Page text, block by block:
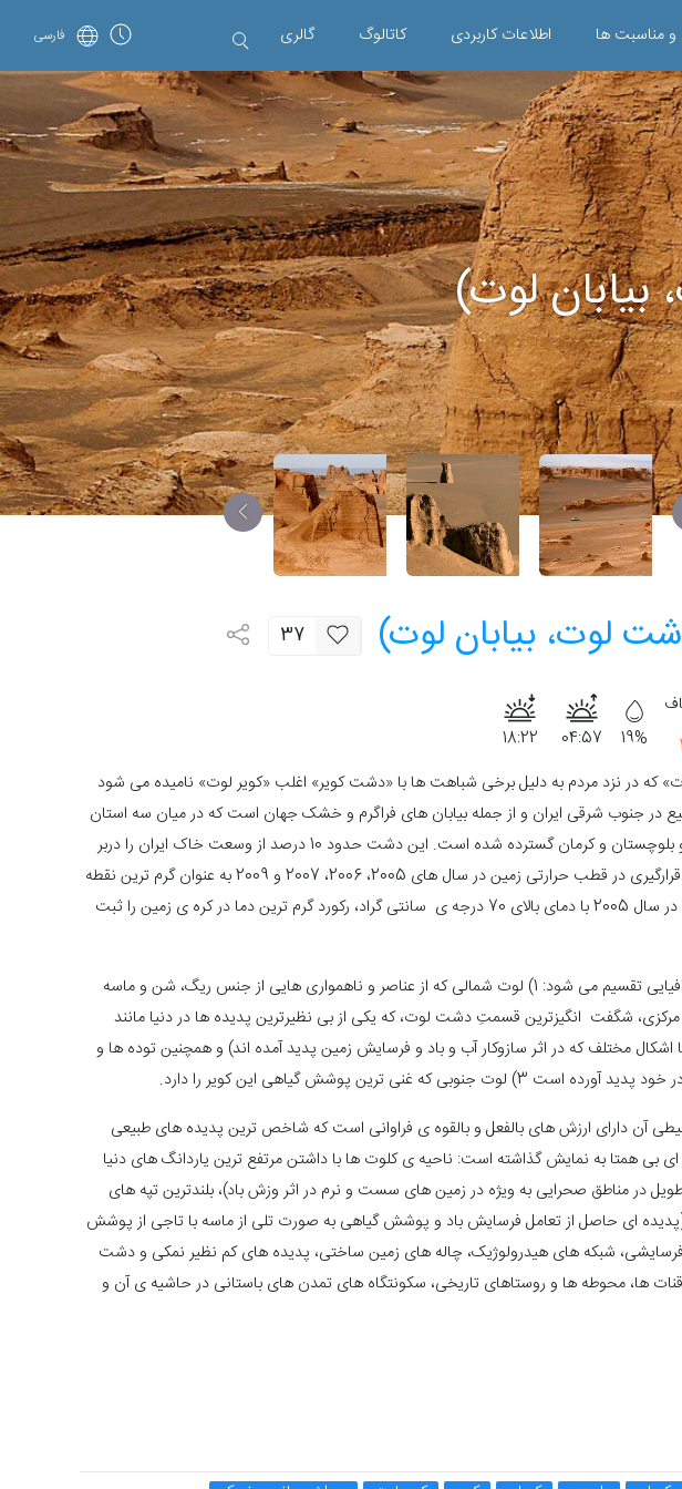
و مناسبت ها اطلاعات کاربردی کاتالوگ گالری فارسی
لوت)
لوت، بیابان لوت) 37
19%
04:57
18:22
که در نزد مردم به دلیل برخی شباهت ها با «دشت کویر» اغلب «کویر لوت» نامیده می شود
در جنوب شرقی ایران و از جمله بیابان های فراگرم و خشک جهان است که در میان سه استان
خراسان جنوبی، سیستان و بلوچستان و کرمان گسترده شده است. این دشت حدود 10 درصد از وسعت خاک ایران را دربر
بیابان لوت با قرارگیری در قطب حرارتی زمین در سال های 2005، 2006، 2007 و 2009 به عنوان گرم ترین نقطه
ی زمین اندازه گیری شد و در سال 2005 با دمای بالای 70 درجه ی سانتی گراد، رکورد گرم ترین دما در کره ی زمین را ثبت
کویر لوت به سه واحد جغرافیایی تقسیم می شود: 1) لوت شمالی که از عناصر و ناهمواری هایی از جنس ریگ، شن و ماسه
است 2) لوت مرکزی، شگفت انگیزترین قسمتِ دشت لوت، که یکی از بی نظیرترین پدیده ها در دنیا مانند
مختلف که در اثر سازوکار آب و باد و فرسایش زمین پدید آمده اند) و همچنین توده ها و
که غنی ترین پوشش گیاهی این کویر را دارد.
آن دارای ارزش های بالفعل و بالقوه ی فراوانی است که شاخص ترین پدیده های طبیعی
ای بی همتا به نمایش گذاشته است: ناحیه ی کلوت ها با داشتن مرتفع ترین یاردانگ های دنیا
در مناطق صحرایی به ویژه در زمین های سست و نرم در اثر وزش باد)، بلندترین تپه های
ای حاصل از تعامل فرسایش باد و پوشش گیاهی به صورت تلی از ماسه با تاجی از پوشش
شبکه های هیدرولوژیک، چاله های زمین ساختی، پدیده های کم نظیر نمکی و دشت
ها، محوطه ها و روستاهای تاریخی، سکونتگاه های تمدن های باستانی در حاشیه ی آن و